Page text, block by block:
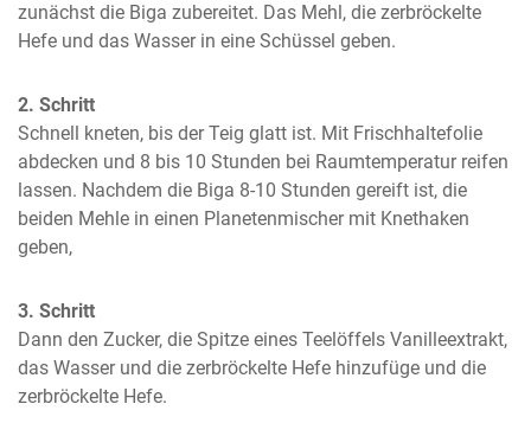
zunächst die Biga zubereitet. Das Mehl, die zerbröckelte
Hefe und das Wasser in eine Schüssel geben.
2. Schritt
Schnell kneten, bis der Teig glatt ist. Mit Frischhaltefolie
abdecken und 8 bis 10 Stunden bei Raumtemperatur reifen
lassen. Nachdem die Biga 8-10 Stunden gereift ist, die
beiden Mehle in einen Planetenmischer mit Knethaken
geben,
3. Schritt
Dann den Zucker, die Spitze eines Teelöffels Vanilleextrakt,
das Wasser und die zerbröckelte Hefe hinzufüge und die
zerbröckelte Hefe.